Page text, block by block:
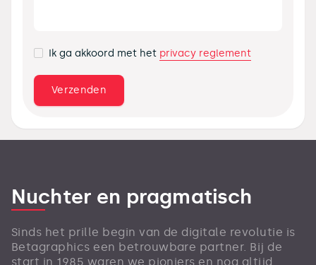
Ik ga akkoord met het privacy reglement
Nuchter en pragmatisch
Sinds het prille begin van de digitale revolutie is
Betagraphics een betrouwbare partner. Bij de
start in 1985 waren we pioniers en nog altijd